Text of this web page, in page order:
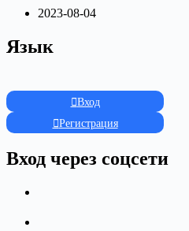
2023-08-04
Язык
Вход
Регистрация
Вход через соцсети